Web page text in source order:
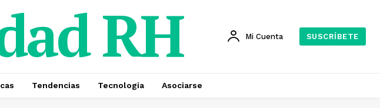
RH Mi Cuenta SUSCRÍBETE
Tendencias Tecnologia Asociarse